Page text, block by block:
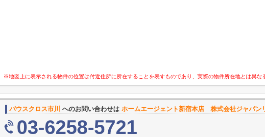
※地図上に表示される物件の位置は付近住所に所在することを表すものであり、実際の物件所在地とは異な
バウスクロス市川 へのお問い合わせは ホームエージェント新宿本店 株式会社ジャパン
03-6258-5721